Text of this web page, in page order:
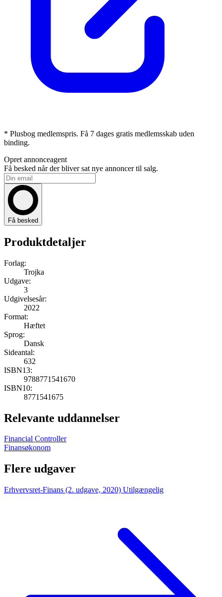
* Plusbog medlemspris. Få 7 dages gratis medlemsskab uden
binding.
Opret annonceagent
Få besked når der bliver sat nye annoncer til salg.
Få besked
Produktdetaljer
Forlag:
Trojka
Udgave:
3
Udgivelsesår:
2022
Format:
Hæftet
Sprog:
Dansk
Sideantal:
632
ISBN13:
9788771541670
ISBN10:
8771541675
Relevante uddannelser
Financial Controller
Finansøkonom
Flere udgaver
Erhvervsret-Finans (2. udgave, 2020) Utilgængelig